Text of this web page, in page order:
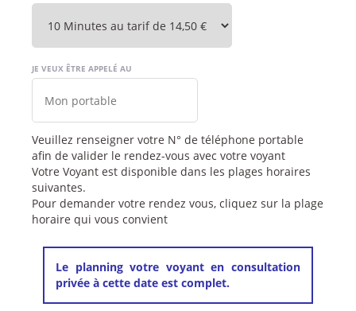
JE VEUX ÊTRE APPELÉ AU
Veuillez renseigner votre N° de téléphone portable
afin de valider le rendez-vous avec votre voyant
Votre Voyant est disponible dans les plages horaires
suivantes.
Pour demander votre rendez vous, cliquez sur la plage
horaire qui vous convient
Le planning votre voyant en consultation
privée à cette date est complet.